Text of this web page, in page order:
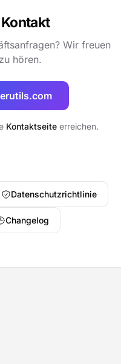
Wir freuen
hören.
Kontaktseite erreichen.
Datenschutzrichtlinie
Changelog